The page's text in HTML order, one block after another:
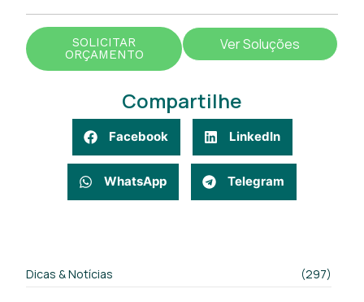
SOLICITAR
ORÇAMENTO
Ver Soluções
Compartilhe
Facebook LinkedIn
WhatsApp Telegram
Dicas & Notícias (297)